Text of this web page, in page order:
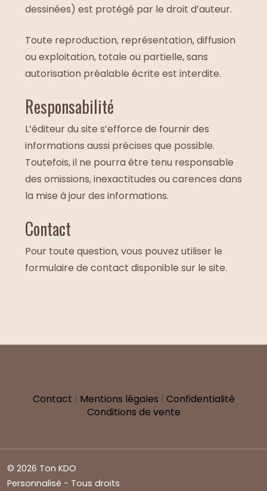
dessinées) est protégé par le droit d’auteur.
Toute reproduction, représentation, diffusion
ou exploitation, totale ou partielle, sans
autorisation préalable écrite est interdite.
Responsabilité
L’éditeur du site s’efforce de fournir des
informations aussi précises que possible.
Toutefois, il ne pourra être tenu responsable
des omissions, inexactitudes ou carences dans
la mise à jour des informations.
Contact
Pour toute question, vous pouvez utiliser le
formulaire de contact disponible sur le site.
Contact | Mentions légales | Confidentialité
Conditions de vente
© 2026 Ton KDO
Personnalisé - Tous droits